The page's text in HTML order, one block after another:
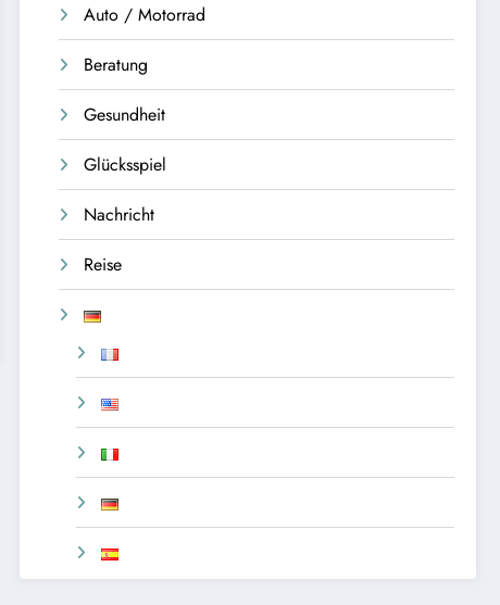
Auto / Motorrad
Beratung
Gesundheit
Glücksspiel
Nachricht
Reise